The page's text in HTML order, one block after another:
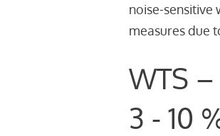
noise-sensitive
measures due
WTS –
3 - 10